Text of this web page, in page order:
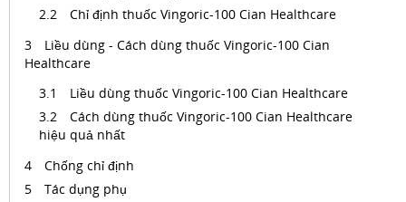
Chỉ định thuốc Vingoric-100 Cian Healthcare
Liều dùng - Cách dùng thuốc Vingoric-100 Cian
Healthcare
Liều dùng thuốc Vingoric-100 Cian Healthcare
Cách dùng thuốc Vingoric-100 Cian Healthcare
hiệu quả nhất
Chống chỉ định
Tác dụng phụ